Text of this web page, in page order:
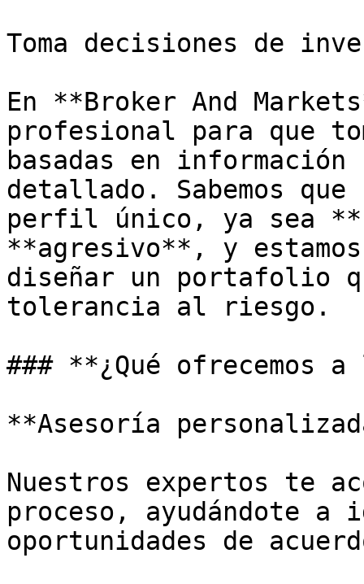
Toma decisiones de
En **Broker And
profesional para que
basadas en
detallado. Sabemos
perfil único, ya sea
**agresivo**, y
diseñar un portafolio
tolerancia al riesgo.
### **¿Qué ofrecemos
**Asesoría
Nuestros expertos te
proceso, ayudándote
oportunidades de